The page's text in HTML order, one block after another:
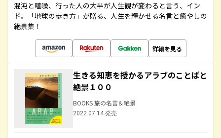
混沌と喧噪、行った人の大半が人生観が変わると言う、イン
ド。「地球の歩き方」が贈る、人生を輝かせる名言と癒やしの
絶景集！
詳細を見る
生きる知恵を授かるアラブのことばと
絶景１００
BOOKS 旅の名言＆絶景
2022.07.14 発売